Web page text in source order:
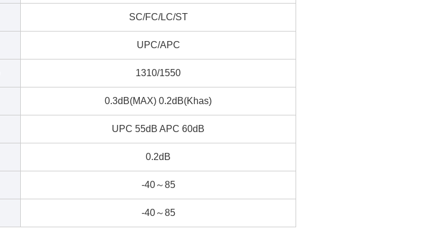
SC/FC/LC/ST
UPC/APC
1310/1550
0.3dB(MAX) 0.2dB(Khas)
UPC 55dB APC 60dB
0.2dB
-40～85
-40～85